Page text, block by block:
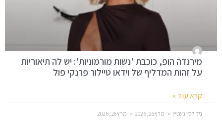
מירנדה הופ, כוכבת 'נשות מורמוניות': יש לה תיאוריות
על זהות המדליף של וידאו טיילור פרנקי פול
קרא עוד »
ניקולס וינשטיין מרץ 26, 2026 מרץ 26, 2026